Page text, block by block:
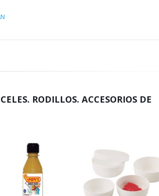
RODILLOS. ACCESORIOS DE